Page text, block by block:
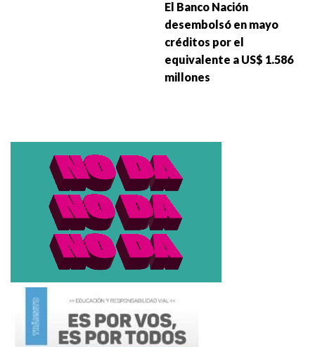
El Banco Nación
desembolsó en mayo
créditos por el
equivalente a US$ 1.586
millones